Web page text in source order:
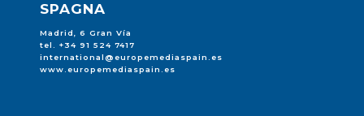
SPAGNA
Madrid, 6 Gran Vía
tel. +34 91 524 7417
international@europemediaspain.es
www.europemediaspain.es